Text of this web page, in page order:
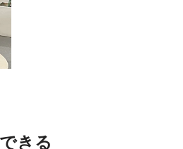
きる